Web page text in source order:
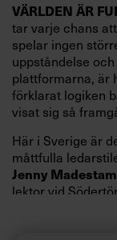
VÄRLDEN ÄR
tar varje chans
spelar ingen
uppståndelse
plattformarna, är
förklarat logiken
visat sig så
Här i Sverige är
måttfulla
Jenny Madestam
lektor vid